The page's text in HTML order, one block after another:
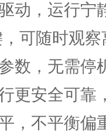
动，运行宁
可随时观察
数，无需停
更安全可靠
，不平衡偏